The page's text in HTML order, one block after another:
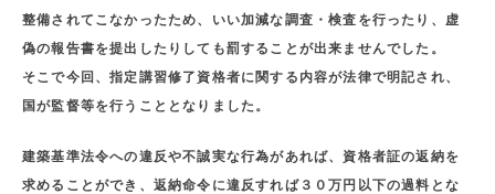
整備されてこなかったため、いい加減な調査・検査を行ったり、虚
偽の報告書を提出したりしても罰することが出来ませんでした。
そこで今回、指定講習修了資格者に関する内容が法律で明記され、
国が監督等を行うこととなりました。
建築基準法令への違反や不誠実な行為があれば、資格者証の返納を
求めることができ、返納命令に違反すれば３０万円以下の過料とな